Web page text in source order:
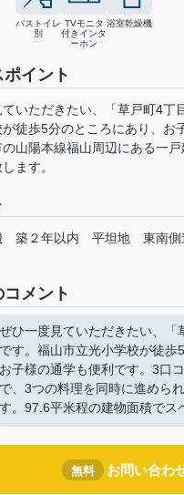
バストイレ
別
TVモニタ
付きインタ
ーホン
浴室乾燥機
イント
ていただきたい、「草戸町4
徒歩5分のところにあり、お
山陽本線福山周辺にある一
ます。
築２年以内 平坦地 東南側
メント
ぜひ一度見ていただきたい、「
です。福山市立光小学校が徒歩
お子様の通学も便利です。3口
で、3つの料理を同時に進めら
す。97.6平米程の建物面積でス
無料 お問い合わ